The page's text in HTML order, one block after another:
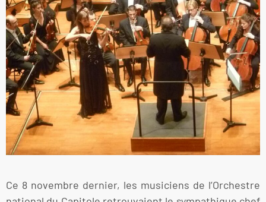
Ce 8 novembre dernier, les musiciens de l’Orchestre